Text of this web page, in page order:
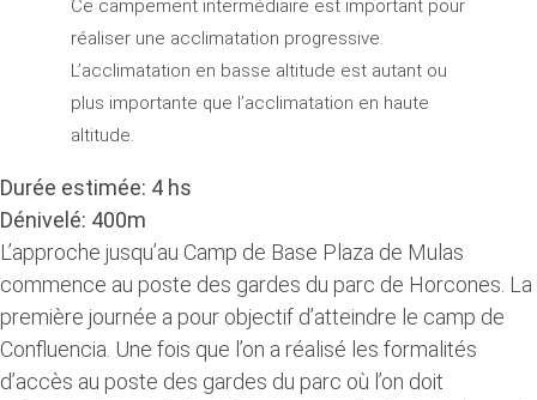
Ce campement intermédiaire est important pour
réaliser une acclimatation progressive.
L’acclimatation en basse altitude est autant ou
plus importante que l’acclimatation en haute
altitude.
Durée estimée: 4 hs
Dénivelé: 400m
L’approche jusqu’au Camp de Base Plaza de Mulas
commence au poste des gardes du parc de Horcones. La
première journée a pour objectif d’atteindre le camp de
Confluencia. Une fois que l’on a réalisé les formalités
d’accès au poste des gardes du parc où l’on doit